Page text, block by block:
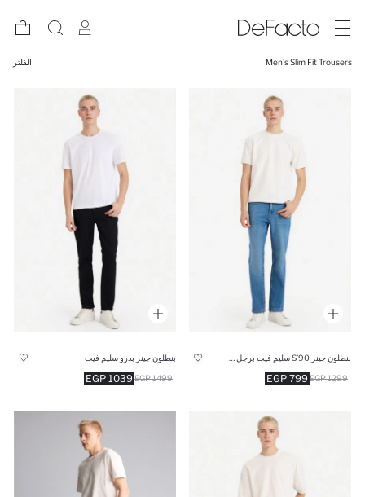
Men's Slim Fit Trousers الفلتر
799 EGP 1299 EGP
بنطلون جينز بدرو سليم فيت
1039 EGP 1499 EGP